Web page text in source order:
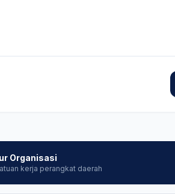
Organisasi
kerja perangkat daerah